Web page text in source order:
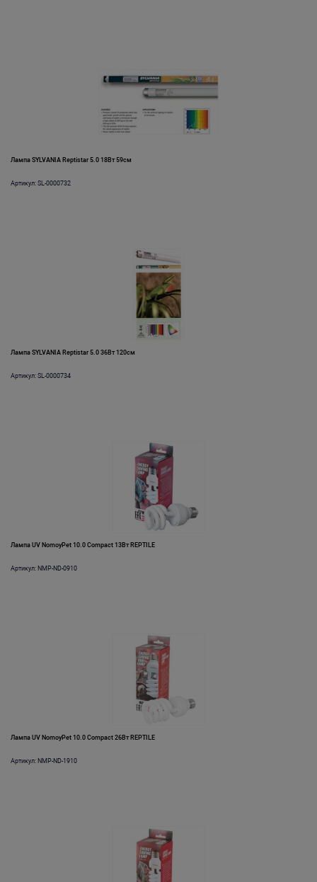
Лампа SYLVANIA Reptistar 5.0 18Вт 59см
Артикул: SL-0000732
Лампа SYLVANIA Reptistar 5.0 36Вт 120см
Артикул: SL-0000734
Лампа UV NomoyPet 10.0 Compact 13Вт REPTILE
Артикул: NMP-ND-0910
Лампа UV NomoyPet 10.0 Compact 26Вт REPTILE
Артикул: NMP-ND-1910